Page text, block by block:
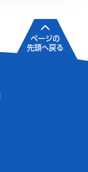
ページの
先頭へ戻る